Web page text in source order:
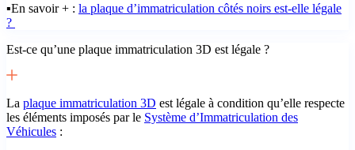
▪️En savoir + : la plaque d’immatriculation côtés noirs est-elle légale
?
Est-ce qu’une plaque immatriculation 3D est légale ?
La plaque immatriculation 3D est légale à condition qu’elle respecte
les éléments imposés par le Système d’Immatriculation des
Véhicules :